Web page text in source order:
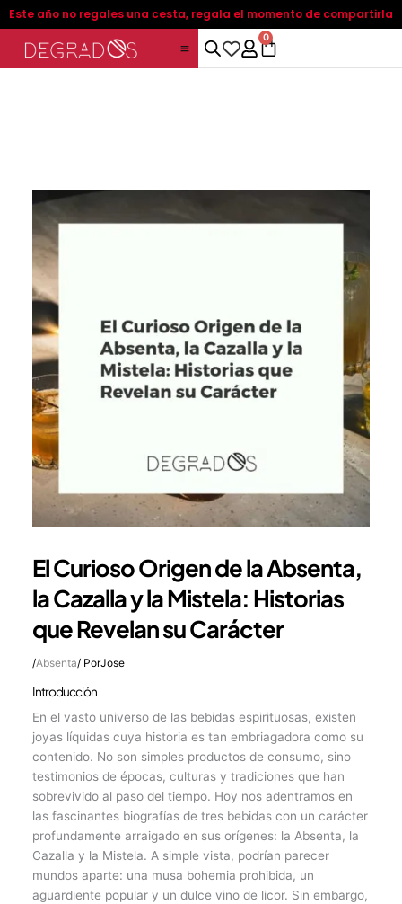
al
contenido
Este año no regales una cesta, regala el momento de compartirla
0
C
a
El Curioso Origen de la Absenta,
la Cazalla y la Mistela: Historias
que Revelan su Carácter
/Absenta/ PorJose
Introducción
En el vasto universo de las bebidas espirituosas, existen
joyas líquidas cuya historia es tan embriagadora como su
contenido. No son simples productos de consumo, sino
testimonios de épocas, culturas y tradiciones que han
sobrevivido al paso del tiempo. Hoy nos adentramos en
las fascinantes biografías de tres bebidas con un carácter
profundamente arraigado en sus orígenes: la Absenta, la
Cazalla y la Mistela. A simple vista, podrían parecer
mundos aparte: una musa bohemia prohibida, un
aguardiente popular y un dulce vino de licor. Sin embargo,